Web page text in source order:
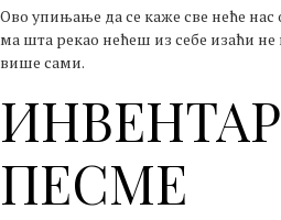
Ово упињање да се каже све неће
ма шта рекао нећеш из себе изаћи
више сами.
ПЕСМЕ